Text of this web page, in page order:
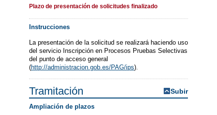
Plazo de presentación de solicitudes finalizado
Instrucciones
La presentación de la solicitud se realizará haciendo uso
del servicio Inscripción en Procesos Pruebas Selectivas
del punto de acceso general
(http://administracion.gob.es/PAG/ips).
Tramitación Subir
Ampliación de plazos